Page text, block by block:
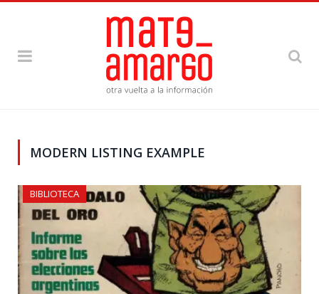
MODERN LISTING EXAMPLE
BIBLIOTECA